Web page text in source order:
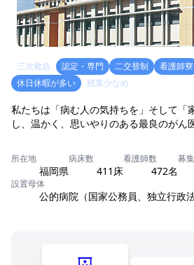
三次救急 認定・専門 二交替制 看護師寮
休日休暇が多い
残業少なめ
私たちは「病む人の気持ちを」そして「
し、温かく、思いやりのある最良のがん
所在地
福岡県
病床数
411床
看護師数
472名
募
設置母体
公的病院（国家公務員、独立行政